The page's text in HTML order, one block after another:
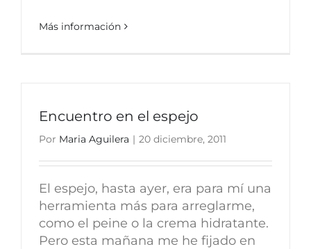
Más información
Encuentro en el espejo
Por Maria Aguilera | 20 diciembre, 2011
El espejo, hasta ayer, era para mí una
herramienta más para arreglarme,
como el peine o la crema hidratante.
Pero esta mañana me he fijado en